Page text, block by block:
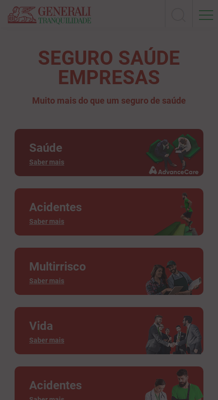
SEGURO SAÚDE
EMPRESAS
Muito mais do que um seguro de saúde
Saúde
Saber mais
Acidentes
Saber mais
Multirrisco
Saber mais
Vida
Saber mais
Acidentes